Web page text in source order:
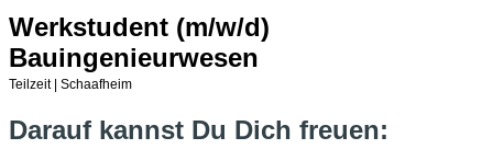
Werkstudent (m/w/d)
Bauingenieurwesen
Teilzeit | Schaafheim
Darauf kannst Du Dich freuen: